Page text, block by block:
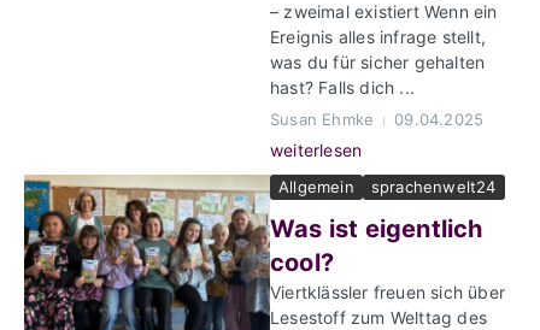
– zweimal existiert Wenn ein
Ereignis alles infrage stellt,
was du für sicher gehalten
hast? Falls dich ...
Susan Ehmke 09.04.2025
weiterlesen
Allgemein sprachenwelt24
Was ist eigentlich
cool?
Viertklässler freuen sich über
Lesestoff zum Welttag des